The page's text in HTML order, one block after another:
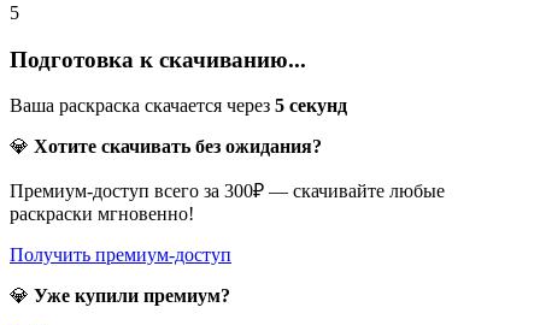
5
Подготовка к скачиванию...
Ваша раскраска скачается через 5 секунд
💎 Хотите скачивать без ожидания?
Премиум-доступ всего за 300₽ — скачивайте любые
раскраски мгновенно!
Получить премиум-доступ
💎 Уже купили премиум?